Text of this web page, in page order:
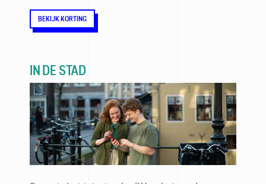
BEKIJK KORTING
IN DE STAD